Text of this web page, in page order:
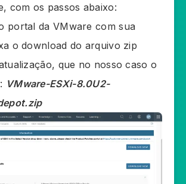
com os passos abaixo:
portal da VMware com sua
o download do arquivo zip
que no nosso caso o
VMware-ESXi-8.0U2-